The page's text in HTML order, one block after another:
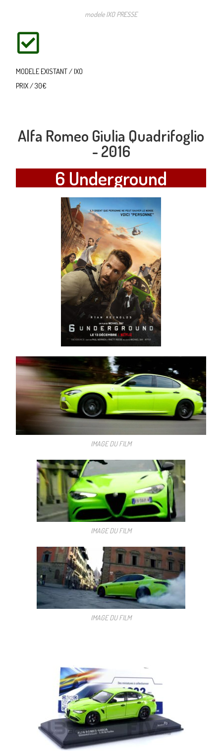
modele IXO PRESSE
MODELE EXISTANT / IXO
PRIX / 30€
Alfa Romeo Giulia Quadrifoglio
- 2016
6 Underground
IMAGE DU FILM
IMAGE DU FILM
IMAGE DU FILM